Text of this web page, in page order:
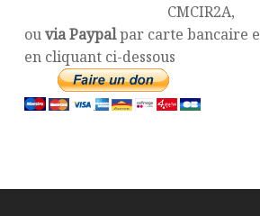
CMCIR2A,
ouvia Paypalpar carte bancaire
en cliquant ci-dessous